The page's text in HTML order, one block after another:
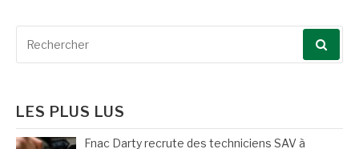
LES PLUS LUS
Fnac Darty recrute des techniciens SAV à